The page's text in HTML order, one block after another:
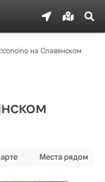
на Славянском
Места рядом